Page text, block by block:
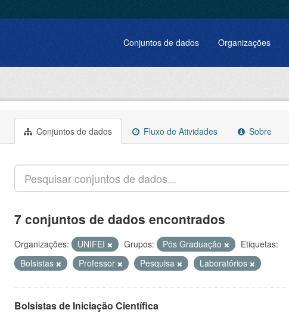
Conjuntos de dados Organizações
Conjuntos de dados Fluxo de Atividades Sobre
7 conjuntos de dados encontrados
Organizações: UNIFEI Grupos: Pós Graduação
Etiquetas:
Bolsistas
Professor Pesquisa Laboratórios
Bolsistas de Iniciação Científica